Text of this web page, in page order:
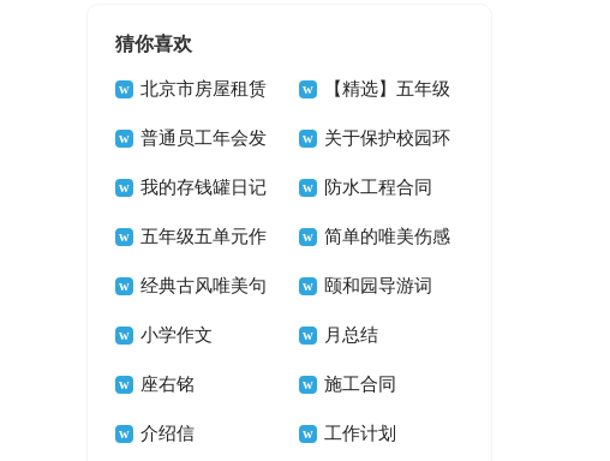
猜你喜欢
北京市房屋租赁
合同15篇
【精选】五年级
单元作文锦集九篇
普通员工年会发
言稿11篇
关于保护校园环
境的建议书三篇
我的存钱罐日记 防水工程合同
五年级五单元作
文300字汇编6篇
简单的唯美伤感
句子汇编59条
经典古风唯美句
子摘录86条
颐和园导游词
【精】
小学作文 月总结
座右铭 施工合同
介绍信 工作计划